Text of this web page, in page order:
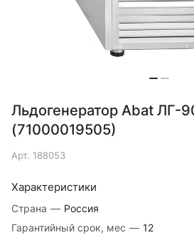
Льдогенератор Abat ЛГ-
(71000019505)
Арт. 188053
Характеристики
Страна — Россия
Гарантийный срок, мес — 12